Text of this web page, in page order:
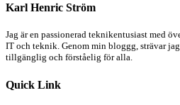
Karl Henric Ström
Jag är en passionerad teknikentusiast med
IT och teknik. Genom min bloggg, strävar
tillgänglig och förståelig för alla.
Quick Link